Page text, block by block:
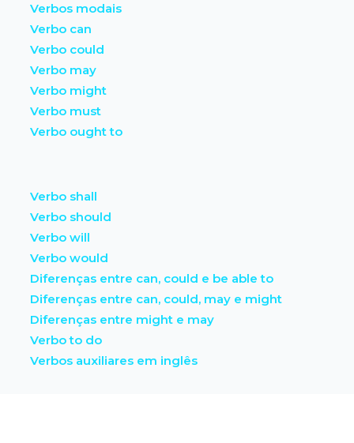
Verbos modais
Verbo can
Verbo could
Verbo may
Verbo might
Verbo must
Verbo ought to
Verbo shall
Verbo should
Verbo will
Verbo would
Diferenças entre can, could e be able to
Diferenças entre can, could, may e might
Diferenças entre might e may
Verbo to do
Verbos auxiliares em inglês